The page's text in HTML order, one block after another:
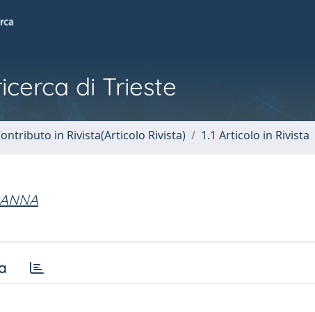
di Trieste
in Rivista(Articolo Rivista) 1.1 Articolo in Rivista